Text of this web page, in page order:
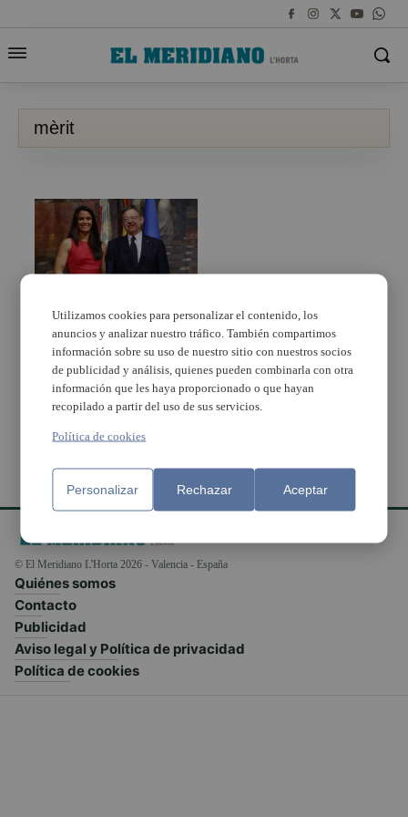
mèrit
La nadadora paiportina
Merche Peris, Mèrit
Esportiu de la
Generalitat
© El Meridiano L'Horta 2026 - Valencia - España
Quiénes somos
Contacto
Publicidad
Aviso legal y Política de privacidad
Política de cookies
Utilizamos cookies para personalizar el contenido, los
anuncios y analizar nuestro tráfico. También compartimos
información sobre su uso de nuestro sitio con nuestros socios
de publicidad y análisis, quienes pueden combinarla con otra
información que les haya proporcionado o que hayan
recopilado a partir del uso de sus servicios.
Política de cookies
Personalizar Rechazar Aceptar